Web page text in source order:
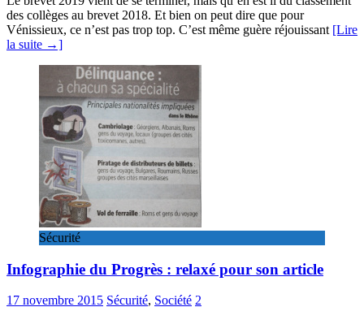
des collèges au brevet 2018. Et bien on peut dire que pour
Vénissieux, ce n’est pas trop top. C’est même guère réjouissant [Lire
la suite →]
Sécurité
Infographie du Progrès : relaxé pour son article
17 novembre 2015 Sécurité, Société 2